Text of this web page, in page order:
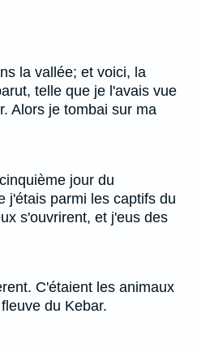
la vallée; et voici, la
telle que je l'avais vue
Alors je tombai sur ma
jour du
j'étais parmi les captifs du
s'ouvrirent, et j'eus des
C'étaient les animaux
du Kebar.